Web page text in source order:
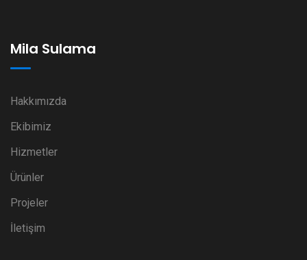
Mila Sulama
Hakkımızda
Ekibimiz
Hizmetler
Ürünler
Projeler
İletişim